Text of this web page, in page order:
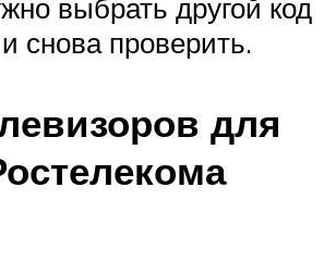
выбрать другой код
снова проверить.
для